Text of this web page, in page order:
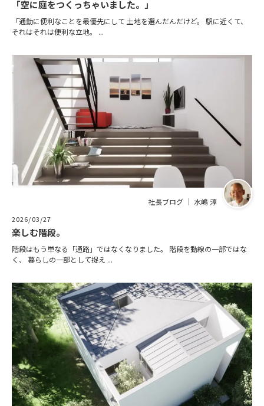
「空に庭をつくっちゃいました。」
「通勤に便利なことを最優先にして 土地を選んだんだけど。 駅に近くて、
それはそれは便利な立地。 ...
社長ブログ ｜ 水嶋 淳
2026/03/27
楽しむ階段。
階段はもう単なる「通路」ではなくなりました。 階段を動線の一部ではな
く、 暮らしの一部として捉え ...